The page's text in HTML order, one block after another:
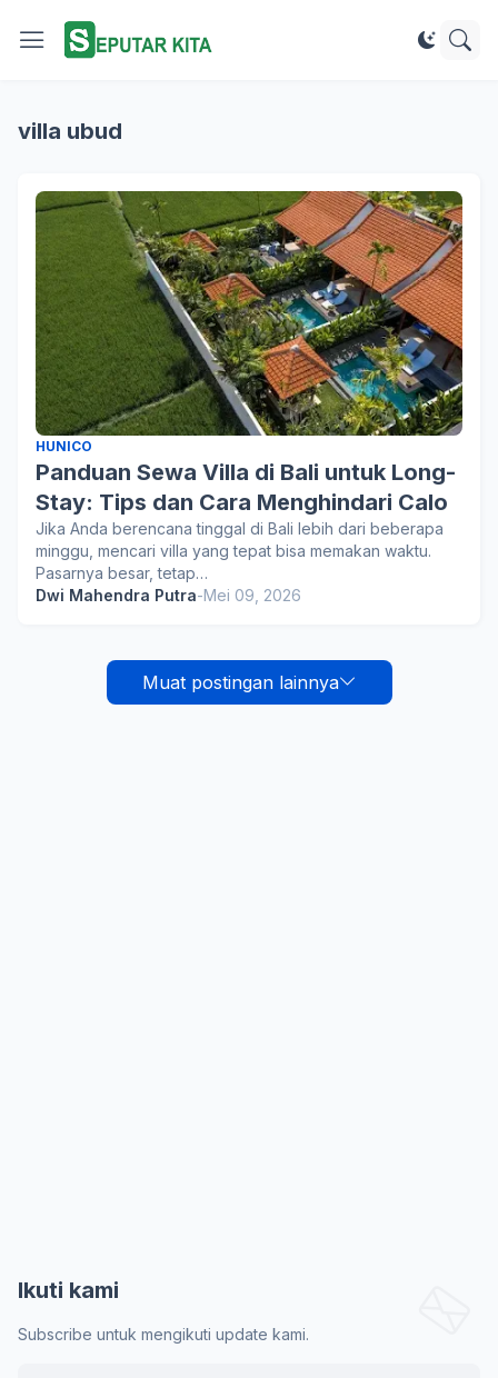
villa ubud
HUNICO
Panduan Sewa Villa di Bali untuk Long-
Stay: Tips dan Cara Menghindari Calo
Jika Anda berencana tinggal di Bali lebih dari beberapa
minggu, mencari villa yang tepat bisa memakan waktu.
Pasarnya besar, tetap…
Dwi Mahendra Putra-Mei 09, 2026
Muat postingan lainnya
Ikuti kami
Subscribe untuk mengikuti update kami.